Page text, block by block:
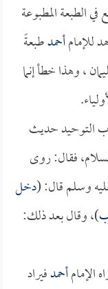
الطبعة المطبوعة
للإمامأحمدطبعةً
، وهذا خطأ إنما
التوحيد حديث
فقال: روى
وسلم قال: (دخل
)، وقال بعد ذلك:
الإمامأحمدفيراد